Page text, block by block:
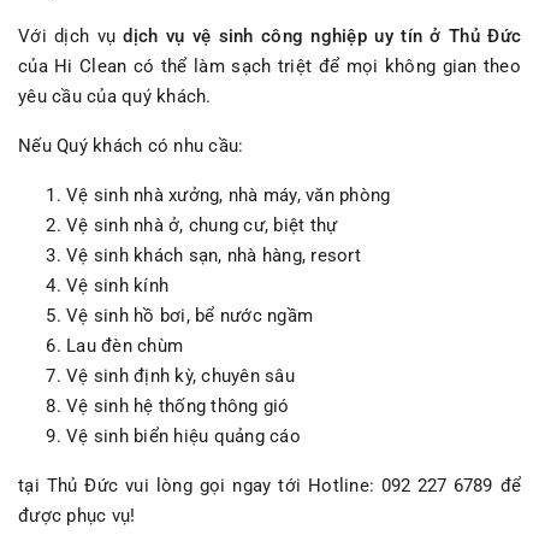
Với dịch vụdịch vụ vệ sinh công nghiệp uy tín ở Thủ Đức
của Hi Clean có thể làm sạch triệt để mọi không gian theo
yêu cầu của quý khách.
Nếu Quý khách có nhu cầu:
Vệ sinh nhà xưởng, nhà máy, văn phòng
Vệ sinh nhà ở, chung cư, biệt thự
Vệ sinh khách sạn, nhà hàng, resort
Vệ sinh kính
Vệ sinh hồ bơi, bể nước ngầm
Lau đèn chùm
Vệ sinh định kỳ, chuyên sâu
Vệ sinh hệ thống thông gió
Vệ sinh biển hiệu quảng cáo
tại Thủ Đức vui lòng gọi ngay tới Hotline: 092 227 6789 để
được phục vụ!